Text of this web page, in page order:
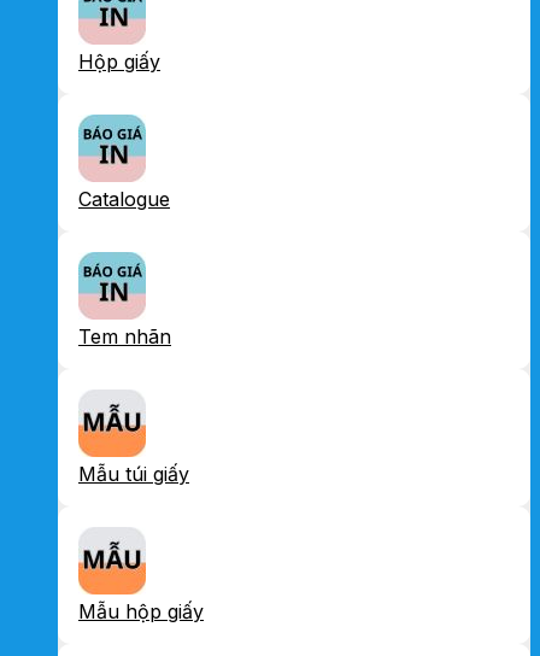
Hộp giấy
Catalogue
Tem nhãn
Mẫu túi giấy
Mẫu hộp giấy